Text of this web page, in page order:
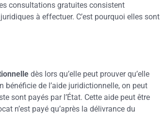
consultations gratuites consistent
à effectuer. C’est pourquoi elles sont
dès lors qu’elle peut prouver qu’elle
bénéficie de l’aide juridictionnelle, on peut
sont payés par l’État. Cette aide peut être
n’est payé qu’après la délivrance du